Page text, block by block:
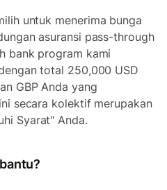
untuk menerima bunga
asuransi pass-through
bank program kami
total 250,000 USD
GBP Anda yang
secara kolektif merupakan
Syarat" Anda.